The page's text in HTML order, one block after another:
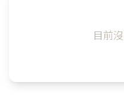
目前